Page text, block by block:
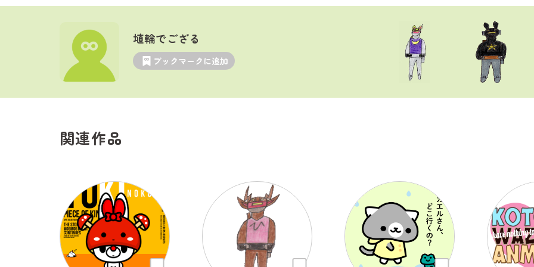
埴輪でござる
ブックマークに追加
関連作品